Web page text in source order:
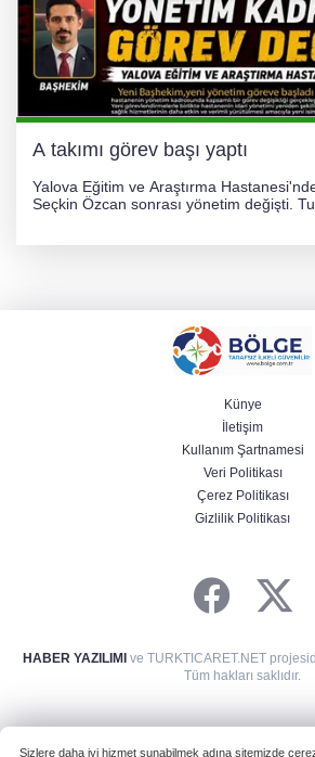
A takımı görev başı yaptı
Yalova Eğitim ve Araştırma
Seçkin Özcan sonrası yönetim değişti.
Künye
İletişim
Kullanım Şartnamesi
Veri Politikası
Çerez Politikası
Gizlilik Politikası
HABER YAZILIMIve TURKTICARET.NET
Tüm hakları saklıdır.
Sizlere daha iyi hizmet sunabilmek adına sitemizde